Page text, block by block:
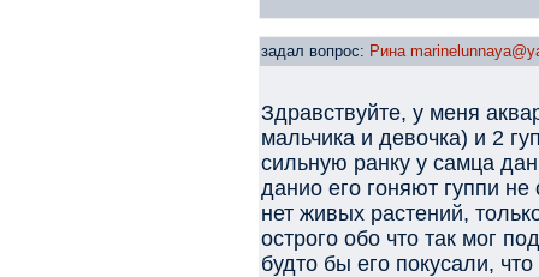
задал вопрос: Рина
Здравствуйте, у меня
мальчика и девочка) и 2
сильную ранку у самца
данио его гоняют гуппи
нет живых растений,
острого обо что так мог
будто бы его покусали,